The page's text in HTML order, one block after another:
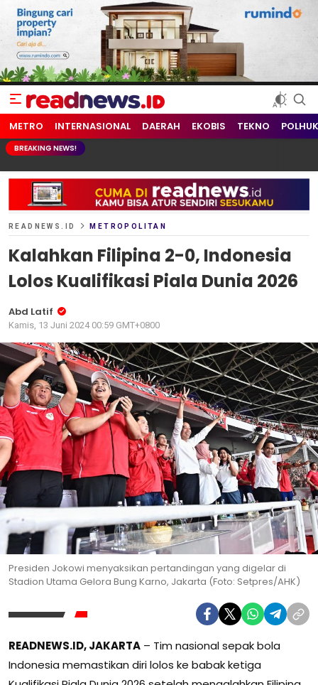
readnews.id
Berita Terkini, Update Terbaru Hari ini dari Indonesia dan Dunia
METRO INTERNASIONAL DAERAH EKOBIS TEKNO
BREAKING NEWS!
READNEWS.ID METROPOLITAN
Kalahkan Filipina 2-0, Indonesia
Lolos Kualifikasi Piala Dunia 2026
Abd Latif
Kamis, 13 Juni 2024 00:59 GMT+0800
Presiden Jokowi menyaksikan pertandingan yang digelar di
Stadion Utama Gelora Bung Karno, Jakarta (Foto: Setpres/AHK)
READNEWS.ID, JAKARTA – Tim nasional sepak bola
Indonesia memastikan diri lolos ke babak ketiga